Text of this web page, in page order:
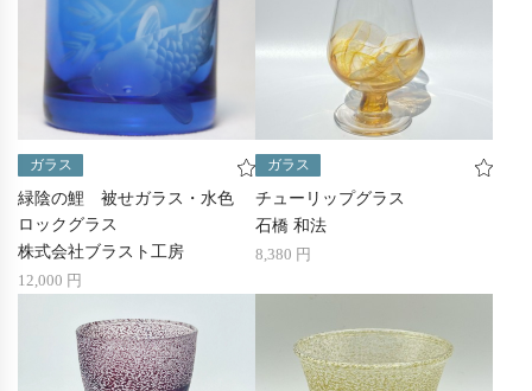
ガラス
緑陰の鯉 被せガラス・水色
ロックグラス
株式会社ブラスト工房
12,000 円
ガラス
チューリップグラス
石橋 和法
8,380 円